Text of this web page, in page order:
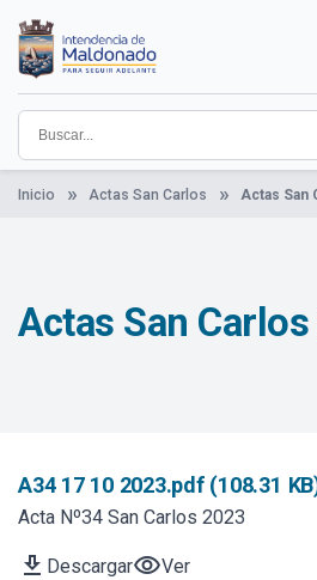
contenido
principal
Institucional
Municipios
Descubre Maldonado
Comunicación
Servicios
Guía De Trámites
Ver Noticias
Inicio Actas San Carlos Actas San
Actas San
A34 17 10 2023.pdf (108.31
Acta Nº34 San Carlos 2023
download DescargarvisibilityVer